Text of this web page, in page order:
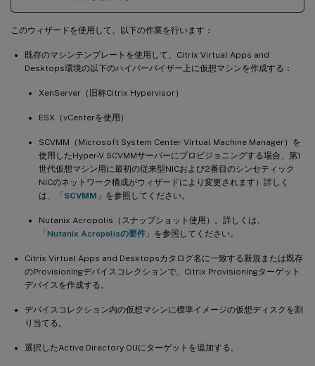
このウィザードを使用して、以下の作業を行います：
既存のマシンテンプレートを使用して、Citrix Virtual Apps and
Desktops環境の以下のハイパーバイザー上に仮想マシンを作成する：
XenServer（旧称Citrix Hypervisor）
ESX（vCenterを使用）
SCVMM（Microsoft System Center Virtual Machine Manager）を
使用したHyper-V SCVMMサーバーにプロビジョニングする場合、第1
世代仮想マシン用に最初の従来型NICおよび2番目のシンセティック
NICのネットワーク構成がウィザードにより変更されます）詳しく
は、「SCVMM 」を参照してください。
Nutanix Acropolis（スナップショット使用）。詳しくは、
「Nutanix Acropolisの要件 」を参照してください。
Citrix Virtual Apps and Desktopsカタログ名に一致する新規または既存
のProvisioningデバイスコレクションで、Citrix Provisioningターゲット
デバイスを作成する。
デバイスコレクション内の仮想マシンに標準イメージの仮想ディスクを割
り当てる。
選択したActive Directory OUにターゲットを追加する。